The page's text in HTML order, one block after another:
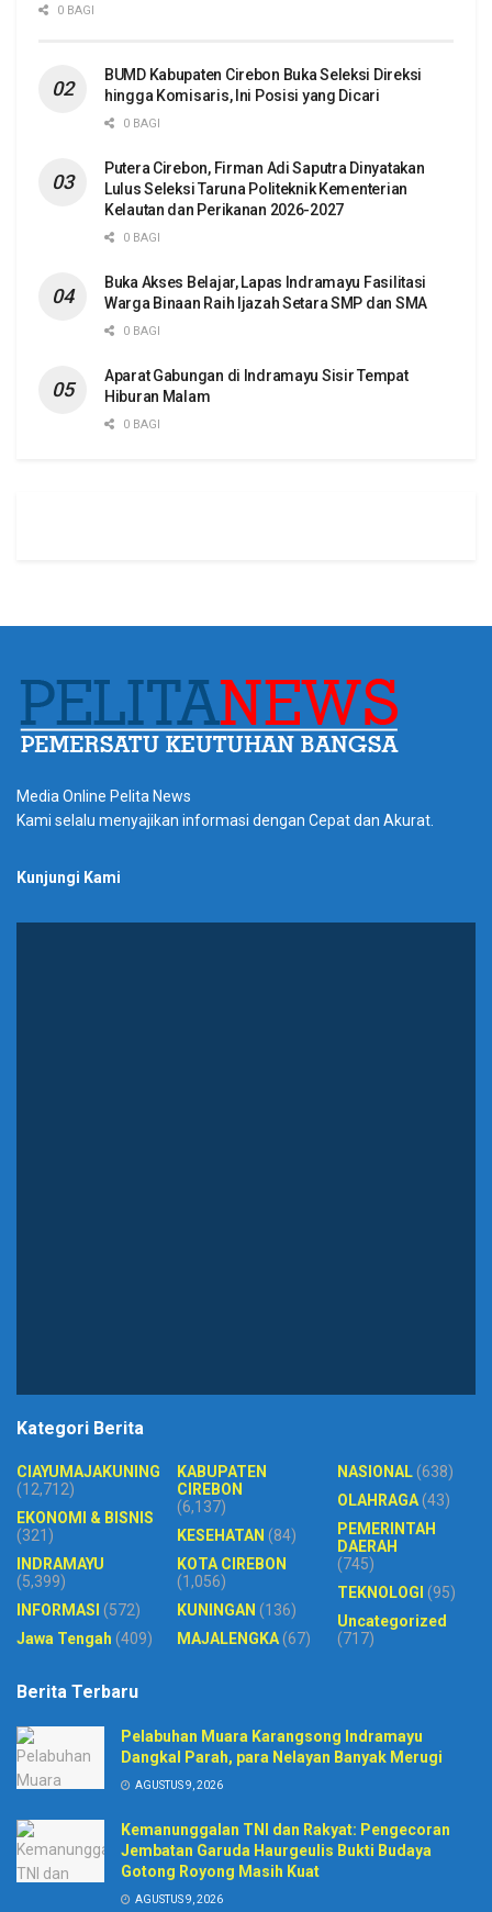
0 BAGI
BUMD Kabupaten Cirebon Buka Seleksi Direksi
hingga Komisaris, Ini Posisi yang Dicari
0 BAGI
Putera Cirebon, Firman Adi Saputra Dinyatakan
Lulus Seleksi Taruna Politeknik Kementerian
Kelautan dan Perikanan 2026-2027
0 BAGI
Buka Akses Belajar, Lapas Indramayu Fasilitasi
Warga Binaan Raih Ijazah Setara SMP dan SMA
0 BAGI
Aparat Gabungan di Indramayu Sisir Tempat
Hiburan Malam
0 BAGI
Media Online Pelita News
Kami selalu menyajikan informasi dengan Cepat dan Akurat.
Kunjungi Kami
Kategori Berita
CIAYUMAJAKUNING
(12,712)
EKONOMI & BISNIS
(321)
INDRAMAYU
(5,399)
INFORMASI (572)
Jawa Tengah (409)
KABUPATEN
CIREBON
(6,137)
KESEHATAN (84)
KOTA CIREBON
(1,056)
KUNINGAN (136)
MAJALENGKA(67)
NASIONAL(638)
OLAHRAGA(43)
PEMERINTAH
DAERAH
(745)
TEKNOLOGI (95)
Uncategorized
(717)
Berita Terbaru
Pelabuhan Muara Karangsong Indramayu
Dangkal Parah, para Nelayan Banyak Merugi
AGUSTUS 9, 2026
Kemanunggalan TNI dan Rakyat: Pengecoran
Jembatan Garuda Haurgeulis Bukti Budaya
Gotong Royong Masih Kuat
AGUSTUS 9, 2026